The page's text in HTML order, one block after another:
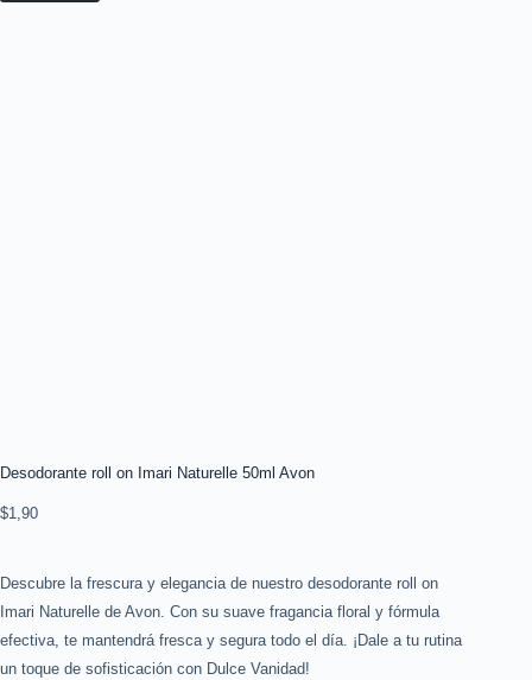
Desodorante roll on Imari Naturelle 50ml Avon
$1,90
Descubre la frescura y elegancia de nuestro desodorante roll on
Imari Naturelle de Avon. Con su suave fragancia floral y fórmula
efectiva, te mantendrá fresca y segura todo el día. ¡Dale a tu rutina
un toque de sofisticación con Dulce Vanidad!